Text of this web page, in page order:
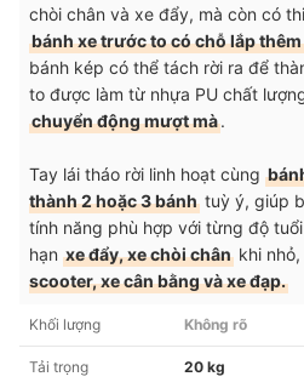
chòi chân và xe đẩy, mà còn có
bánh xe trước to có chỗ lắp
bánh kép có thể tách rời ra để
to được làm từ nhựa PU chất
chuyển động mượt mà.
Tay lái tháo rời linh hoạt cùng
thành 2 hoặc 3 bánh tuỳ ý, giúp
tính năng phù hợp với từng độ
hạn xe đẩy, xe chòi chân khi
scooter, xe cân bằng và xe đạp.
Khối lượng Không rõ
Tải trọng 20 kg